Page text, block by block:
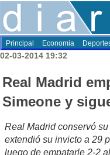
Principal Economia
02-03-2014 19:32
Real Madrid
Simeone y
Real Madrid conservó
extendió su invicto a 29
luego de empatarle 2-2